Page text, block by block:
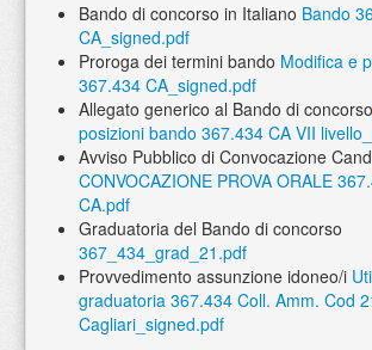
Bando di concorso in Italiano Bando
CA_signed.pdf
Proroga dei termini bando Modifica e
367.434 CA_signed.pdf
Allegato generico al Bando di concorso
posizioni bando 367.434 CA VII
Avviso Pubblico di Convocazione
CONVOCAZIONE PROVA ORALE
CA.pdf
Graduatoria del Bando di concorso
367_434_grad_21.pdf
Provvedimento assunzione idoneo/i
graduatoria 367.434 Coll. Amm. Cod
Cagliari_signed.pdf